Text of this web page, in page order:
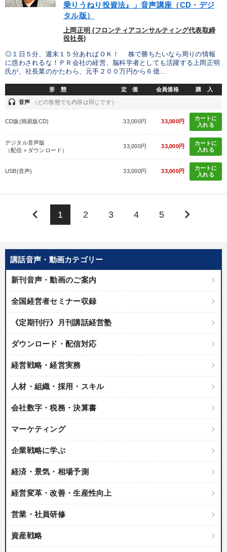
講話音声・動画カテゴリー
新刊音声・動画のご案内
全国経営者セミナー収録
《定期刊行》月刊講話経営塾
ダウンロード・配信対応
経営戦略・経営実務
人材・組織・採用・スキル
会社数字・税務・決算書
マーケティング
企業戦略に学ぶ
経済・景気・相場予測
経営変革・改善・生産性向上
営業・社員研修
資産戦略
乗りうねり投資法』」音声講座（CD・デジ
タル版）
上岡正明 (フロンティアコンサルティング代表取締
役社長)
◎１日５分、週末１５分あればＯＫ！ 株で勝ちたいなら周りの情報
に惑わされるな！ＰＲ会社の経営、脳科学者としても活躍する上岡正明
氏が、社長業のかたわら、元手２００万円から６億...
形 態 定 価 会員価格 購 入
headset 音声 （どの形態でも内容は同じです）
CD版(簡易版CD) 33,000円 33,000円
カートに
入れる
デジタル音声版
（配信＋ダウンロード）
33,000円 33,000円
カートに
入れる
USB(音声) 33,000円 33,000円
カートに
入れる
keyboard_arrow_left 1 2 3 4 5 keyboard_arrow_right